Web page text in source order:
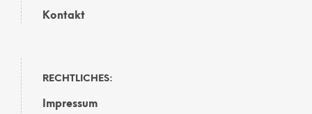
Kontakt
RECHTLICHES:
Impressum